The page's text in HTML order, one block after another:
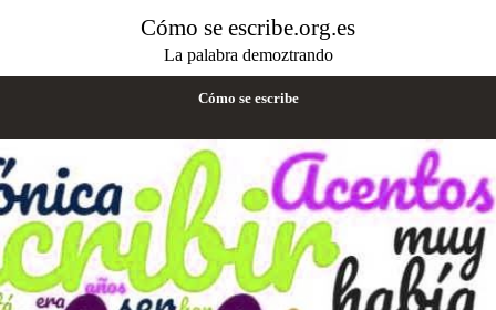
Cómo se escribe.org.es
La palabra demoztrando
Cómo se escribe